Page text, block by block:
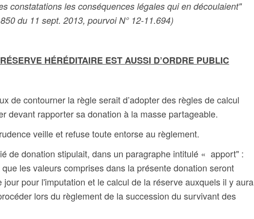
constatations les conséquences légales qui en découlaient"
du 11 sept. 2013, pourvoi N° 12-11.694)
HÉRÉDITAIRE EST AUSSI D’ORDRE PUBLIC
de contourner la règle serait d’adopter des règles de calcul
devant rapporter sa donation à la masse partageable.
veille et refuse toute entorse au règlement.
de donation stipulait, dans un paragraphe intitulé « apport" :
les valeurs comprises dans la présente donation seront
pour l'imputation et le calcul de la réserve auxquels il y aura
lors du règlement de la succession du survivant des